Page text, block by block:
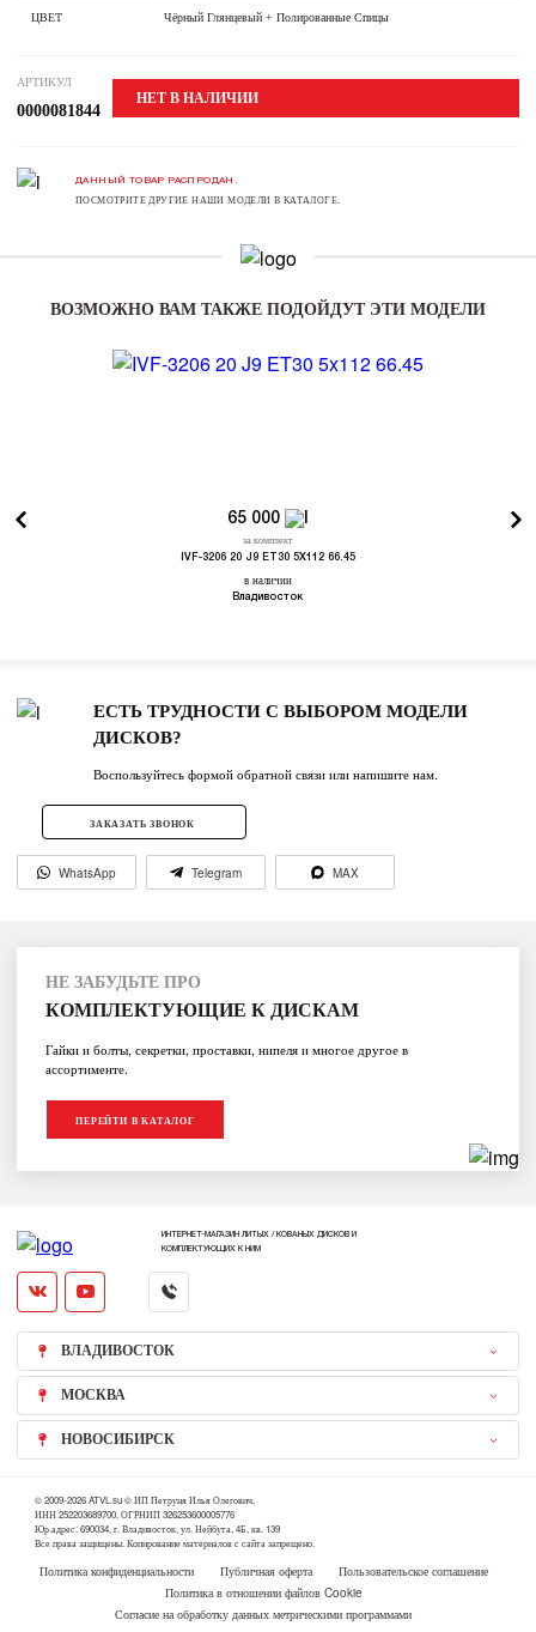
ЦВЕТ Чёрный Глянцевый + Полированные Спицы
АРТИКУЛ
0000081844
НЕТ В НАЛИЧИИ
ДАННЫЙ ТОВАР РАСПРОДАН.
ПОСМОТРИТЕ ДРУГИЕ НАШИ МОДЕЛИ В КАТАЛОГЕ.
ВОЗМОЖНО ВАМ ТАКЖЕ ПОДОЙДУТ ЭТИ МОДЕЛИ
65 000
за комплект
IVF-3206 20 J9 ET30 5X112 66.45
в наличии
Владивосток
ЕСТЬ ТРУДНОСТИ С ВЫБОРОМ МОДЕЛИ
ДИСКОВ?
Воспользуйтесь формой обратной связи или напишите нам.
ЗАКАЗАТЬ ЗВОНОК
WhatsApp Telegram MAX
НЕ ЗАБУДЬТЕ ПРО
КОМПЛЕКТУЮЩИЕ К ДИСКАМ
Гайки и болты, секретки, проставки, нипеля и многое другое в
ассортименте.
ПЕРЕЙТИ В КАТАЛОГ
ИНТЕРНЕТ-МАГАЗИН ЛИТЫХ / КОВАНЫХ ДИСКОВ И
КОМПЛЕКТУЮЩИХ К НИМ
ВЛАДИВОСТОК
МОСКВА
НОВОСИБИРСК
© 2009-2026 ATVL.su © ИП Петруня Илья Олегович,
ИНН 252203689700, ОГРНИП 326253600005776
Юр.адрес: 690034, г. Владивосток, ул. Нейбута, 4Б, кв. 139
Все права защищены. Копирование материалов с сайта запрещено.
Политика конфиденциальности Публичная оферта
Пользовательское соглашение
Политика в отношении файлов Cookie
Согласие на обработку данных метрическими программами